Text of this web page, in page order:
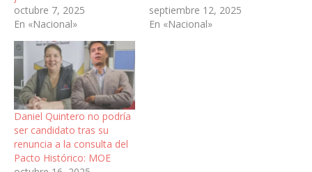
octubre 7, 2025
En «Nacional»
septiembre 12, 2025
En «Nacional»
Daniel Quintero no podría
ser candidato tras su
renuncia a la consulta del
Pacto Histórico: MOE